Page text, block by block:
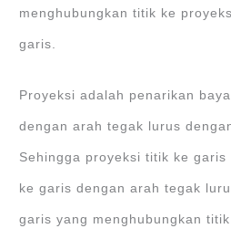
menghubungkan titik ke
garis.
Proyeksi adalah penarikan
dengan arah tegak lurus
Sehingga proyeksi titik ke
ke garis dengan arah tegak
garis yang menghubungkan